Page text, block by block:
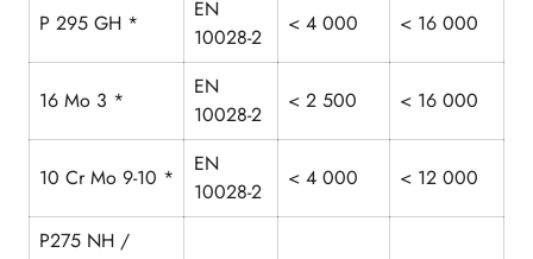
P 295 GH *
EN
10028-2
< 4 000 < 16 000
16 Mo 3 *
EN
10028-2
< 2 500 < 16 000
10 Cr Mo 9-10 *
EN
10028-2
< 4 000 < 12 000
P275 NH /